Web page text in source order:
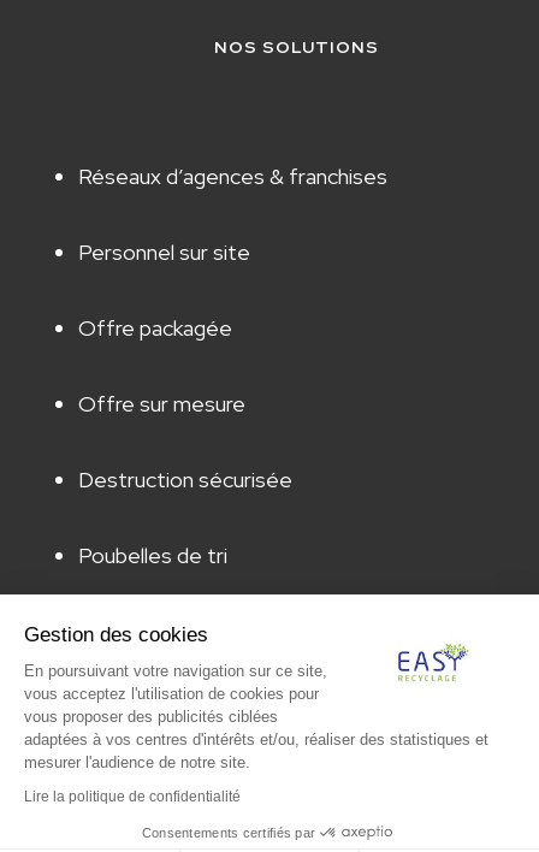
NOS SOLUTIONS
Réseaux d’agences & franchises
Personnel sur site
Offre packagée
Offre sur mesure
Destruction sécurisée
Poubelles de tri
Animation & sensibilisation
Audit & caractérisation
© Paprec Group 2022 – Tous droits réservés |
Générales de Vente|Mentions légales|Protection des
Gestion des cookies
En poursuivant votre navigation sur ce site,
vous acceptez l'utilisation de cookies pour
vous proposer des publicités ciblées
adaptées à vos centres d'intérêts et/ou, réaliser des statistiques et
mesurer l'audience de notre site.
Lire la politique de confidentialité
Consentements certifiés par